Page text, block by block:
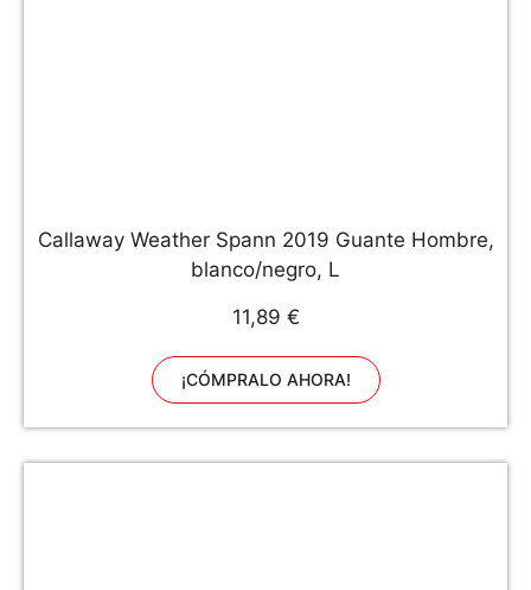
Callaway Weather Spann 2019 Guante Hombre,
blanco/negro, L
11,89 €
¡CÓMPRALO AHORA!